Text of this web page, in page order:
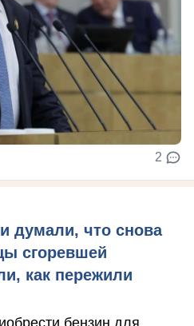
2
что снова
сгоревшей
как пережили
бензин для